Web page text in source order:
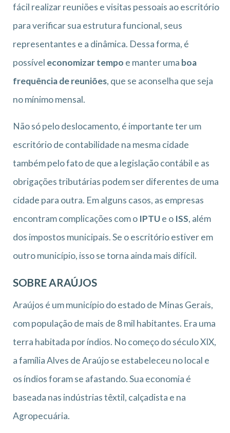
fácil realizar reuniões e visitas pessoais ao escritório
para verificar sua estrutura funcional, seus
representantes e a dinâmica. Dessa forma, é
possível economizar tempo e manter uma boa
frequência de reuniões, que se aconselha que seja
no mínimo mensal.
Não só pelo deslocamento, é importante ter um
escritório de contabilidade na mesma cidade
também pelo fato de que a legislação contábil e as
obrigações tributárias podem ser diferentes de uma
cidade para outra. Em alguns casos, as empresas
encontram complicações com o IPTUe o ISS, além
dos impostos municipais. Se o escritório estiver em
outro município, isso se torna ainda mais difícil.
SOBRE ARAÚJOS
Araújos é um município do estado de Minas Gerais,
com população de mais de 8 mil habitantes. Era uma
terra habitada por índios. No começo do século XIX,
a família Alves de Araújo se estabeleceu no local e
os índios foram se afastando. Sua economia é
baseada nas indústrias têxtil, calçadista e na
Agropecuária.